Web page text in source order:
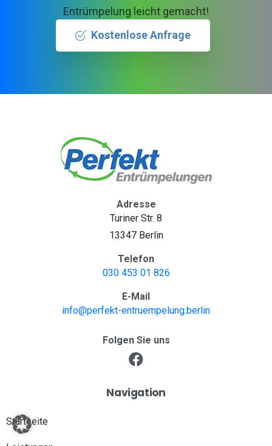
Entrümpelung leicht gemacht!
Kostenlose Anfrage
Adresse
Turiner Str. 8
13347 Berlin
Telefon
030 453 01 826
E-Mail
info@perfekt-entruempelung.berlin
Folgen Sie uns
Navigation
Startseite